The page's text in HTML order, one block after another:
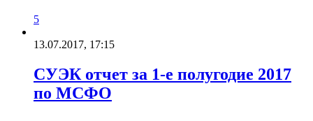
5
13.07.2017, 17:15
СУЭК отчет за 1-е полугодие 2017
по МСФО